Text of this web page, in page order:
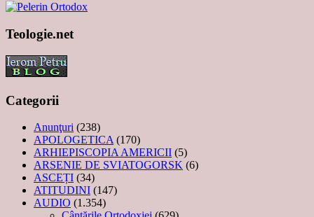
Teologie.net
Categorii
Anunţuri (238)
APOLOGETICA (170)
ARHIEPISCOPIA AMERICII (5)
ARSENIE DE SVIATOGORSK (6)
ASCEȚI (34)
ATITUDINI (147)
AUDIO (1.354)